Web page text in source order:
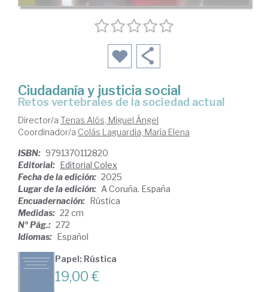
Ciudadanía y justicia social
retos vertebrales de la sociedad actual
Director/a Tenas Alós, Miguel Ángel
Coordinador/a Colás Laguardia, María Elena
ISBN: 9791370112820
Editorial: Editorial Colex
Fecha de la edición: 2025
Lugar de la edición: A Coruña. España
Encuadernación: Rústica
Medidas: 22 cm
Nº Pág.: 272
Idiomas: Español
Papel: Rústica
19,00 €